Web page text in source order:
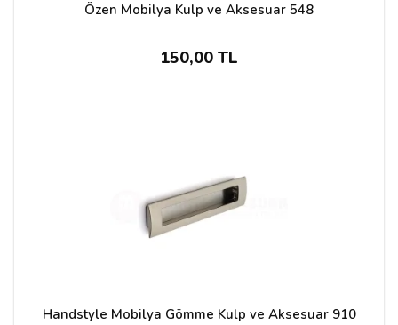
Özen Mobilya Kulp ve Aksesuar 548
150,00 TL
Handstyle Mobilya Gömme Kulp ve Aksesuar 910